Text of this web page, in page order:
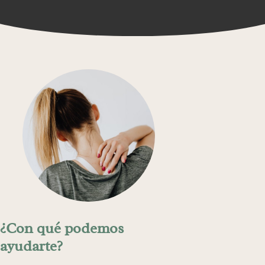
¿Con qué podemos
ayudarte?